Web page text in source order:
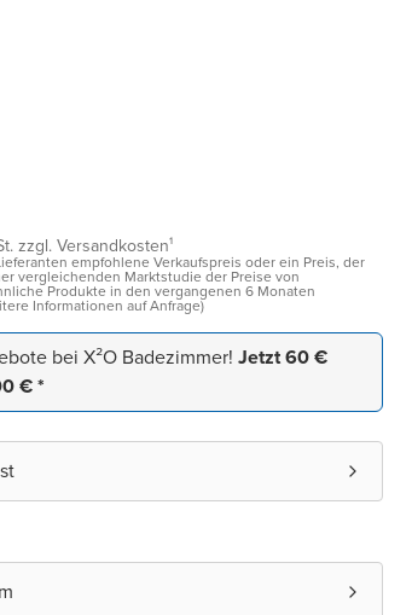
zzgl. Versandkosten¹
empfohlene Verkaufspreis oder ein Preis, der
vergleichenden Marktstudie der Preise von
Produkte in den vergangenen 6 Monaten
Informationen auf Anfrage)
bei X²O Badezimmer! Jetzt 60 €
€ *